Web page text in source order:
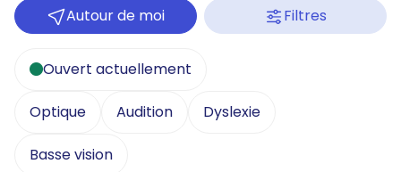
Autour de moi Filtres
Ouvert actuellement
Optique Audition Dyslexie
Basse vision